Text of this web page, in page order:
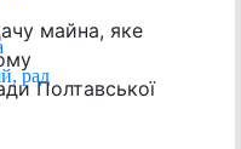
рад
майна, яке
Полтавської